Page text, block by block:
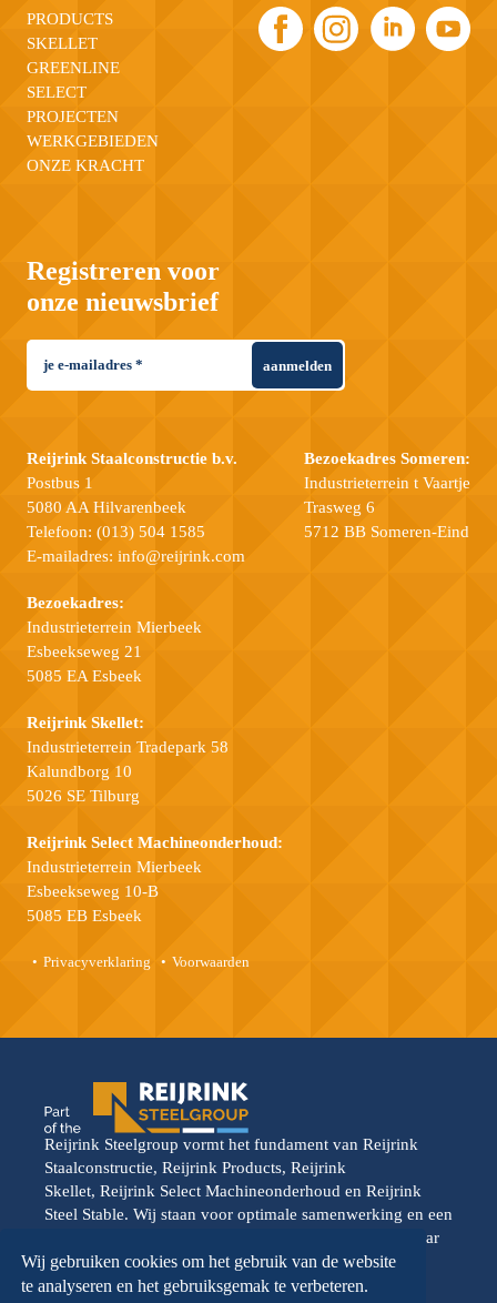
Wij gebruiken cookies om het gebruik van de website
te analyseren en het gebruiksgemak te verbeteren.
PRODUCTS
SKELLET
GREENLINE
SELECT
PROJECTEN
WERKGEBIEDEN
ONZE KRACHT
Registreren voor
onze nieuwsbrief
aanmelden
Reijrink Staalconstructie b.v.
Postbus 1
5080 AA Hilvarenbeek
Telefoon: (013) 504 1585
E-mailadres: info@reijrink.com
Bezoekadres:
Industrieterrein Mierbeek
Esbeekseweg 21
5085 EA Esbeek
Bezoekadres Someren:
Industrieterrein t Vaartje
Trasweg 6
5712 BB Someren-Eind
Reijrink Skellet:
Industrieterrein Tradepark 58
Kalundborg 10
5026 SE Tilburg
Reijrink Select Machineonderhoud:
Industrieterrein Mierbeek
Esbeekseweg 10-B
5085 EB Esbeek
Privacyverklaring Voorwaarden
Reijrink Steelgroup vormt het fundament van Reijrink
Staalconstructie, Reijrink Products, Reijrink
Skellet, Reijrink Select Machineonderhoud en Reijrink
Steel Stable. Wij staan voor optimale samenwerking en een
gedeelde toekomstvisie. Elke divisie opereert vanuit haar
eigen kracht, maar wordt versterkt door de onderlinge
samenwerking. Reijrink Steelgroup en al haar divisies